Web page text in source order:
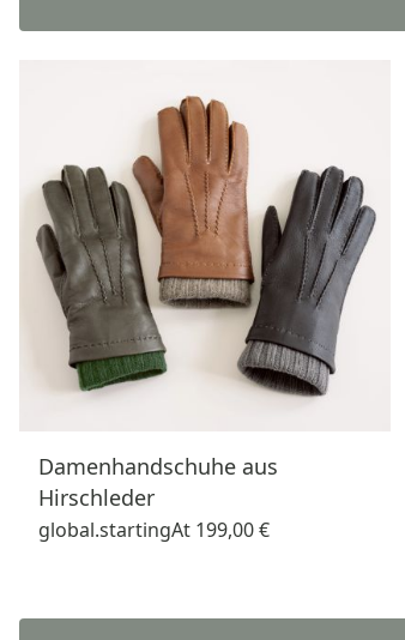
Damenhandschuhe aus
Hirschleder
global.startingAt 199,00 €